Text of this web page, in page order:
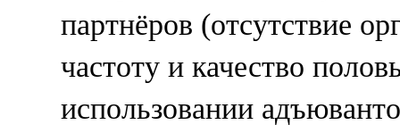
партнёров (отсутствие
частоту и качество
использовании